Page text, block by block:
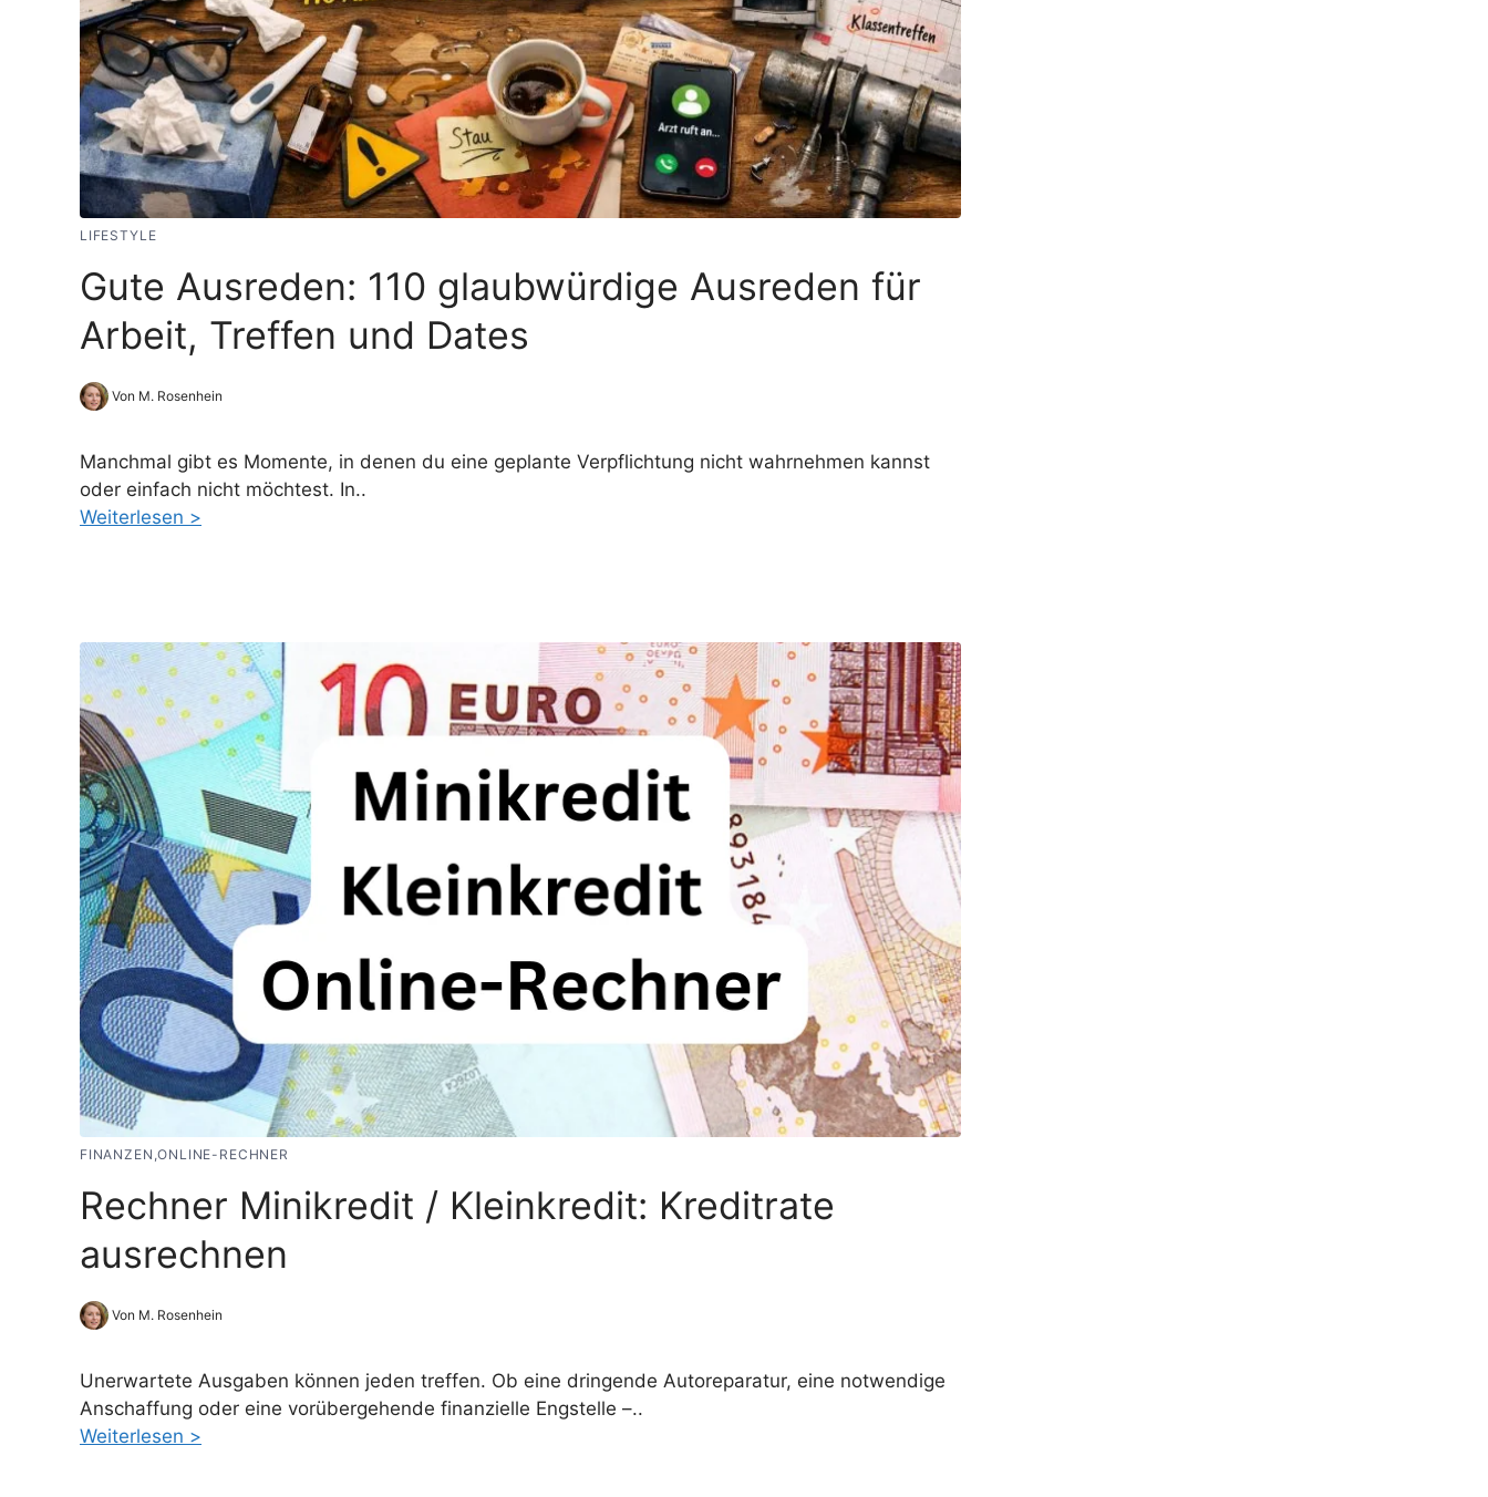
LIFESTYLE
Gute Ausreden: 110 glaubwürdige Ausreden für
Arbeit, Treffen und Dates
Von M. Rosenhein
Manchmal gibt es Momente, in denen du eine geplante Verpflichtung nicht wahrnehmen kannst
oder einfach nicht möchtest. In
Weiterlesen >
FINANZEN,ONLINE-RECHNER
Rechner Minikredit / Kleinkredit: Kreditrate
ausrechnen
Von M. Rosenhein
Unerwartete Ausgaben können jeden treffen. Ob eine dringende Autoreparatur, eine notwendige
Anschaffung oder eine vorübergehende finanzielle Engstelle –
Weiterlesen >